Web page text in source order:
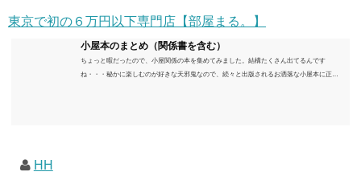
東京で初の６万円以下専門店【部屋まる。】
小屋本のまとめ（関係書を含む）
ちょっと暇だったので、小屋関係の本を集めてみました。結構たくさん出てるんです
ね・・・秘かに楽しむのが好きな天邪鬼なので、続々と出版されるお洒落な小屋本に正直
HH